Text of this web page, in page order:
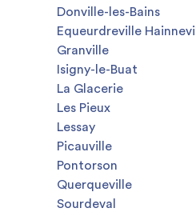
Donville-les-Bains
Equeurdreville Hainnevill
Granville
Isigny-le-Buat
La Glacerie
Les Pieux
Lessay
Picauville
Pontorson
Querqueville
Sourdeval